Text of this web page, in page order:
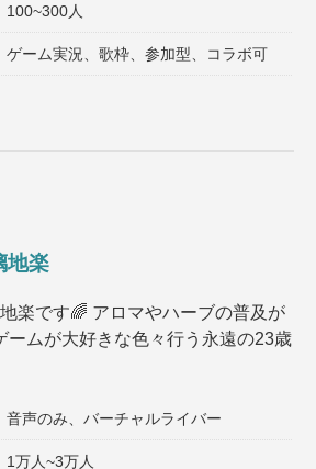
100~300人
ゲーム実況、歌枠、参加型、コラボ可
地楽
楽です🌈 アロマやハーブの普及が
ームが大好きな色々行う永遠の23歳
音声のみ、バーチャルライバー
1万人~3万人